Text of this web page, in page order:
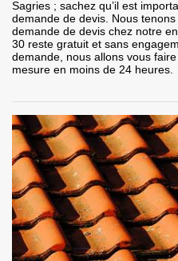
Sagries ; sachez qu’il est
demande de devis. Nous
demande de devis chez notre
30 reste gratuit et sans
demande, nous allons vous
mesure en moins de 24 heures.